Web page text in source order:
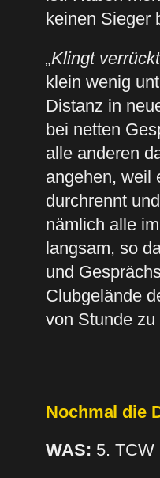
keinen Sieger
„Klingt
klein wenig
Distanz in
bei netten
alle anderen
angehen, weil
durchrennt
nämlich alle
langsam, so
und
Clubgelände
von Stunde
Nochmal die
WAS: 5. TCW